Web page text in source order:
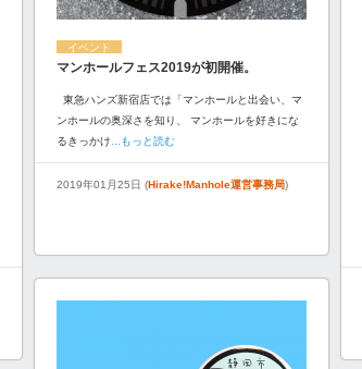
イベント
マンホールフェス2019が初開催。
東急ハンズ新宿店では「マンホールと出会い、マ
ンホールの奥深さを知り、 マンホールを好きにな
るきっかけ ...もっと読む
2019年01月25日 (Hirake!Manhole運営事務局)